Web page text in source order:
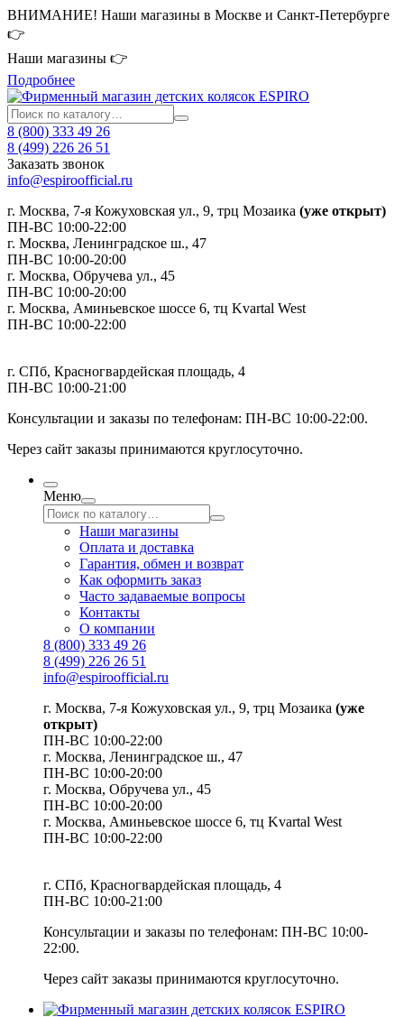
ВНИМАНИЕ! Наши магазины в Москве и Санкт-Петербурге
👉
Наши магазины 👉
Подробнее
8 (800) 333 49 26
8 (499) 226 26 51
Заказать звонок
info@espiroofficial.ru
г. Москва, 7-я Кожуховская ул., 9, трц Мозаика (уже открыт)
ПН-ВС 10:00-22:00
г. Москва, Ленинградское ш., 47
ПН-ВС 10:00-20:00
г. Москва, Обручева ул., 45
ПН-ВС 10:00-20:00
г. Москва, Аминьевское шоссе 6, тц Kvartal West
ПН-ВС 10:00-22:00
г. СПб, Красногвардейская площадь, 4
ПН-ВС 10:00-21:00
Консультации и заказы по телефонам: ПН-ВС 10:00-22:00.
Через сайт заказы принимаются круглосуточно.
Меню
Наши магазины
Оплата и доставка
Гарантия, обмен и возврат
Как оформить заказ
Часто задаваемые вопросы
Контакты
О компании
8 (800) 333 49 26
8 (499) 226 26 51
info@espiroofficial.ru
г. Москва, 7-я Кожуховская ул., 9, трц Мозаика (уже
открыт)
ПН-ВС 10:00-22:00
г. Москва, Ленинградское ш., 47
ПН-ВС 10:00-20:00
г. Москва, Обручева ул., 45
ПН-ВС 10:00-20:00
г. Москва, Аминьевское шоссе 6, тц Kvartal West
ПН-ВС 10:00-22:00
г. СПб, Красногвардейская площадь, 4
ПН-ВС 10:00-21:00
Консультации и заказы по телефонам: ПН-ВС 10:00-
22:00.
Через сайт заказы принимаются круглосуточно.